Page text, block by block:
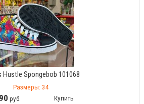
Hustle Spongebob 101068
Размеры: 34
руб. Купить